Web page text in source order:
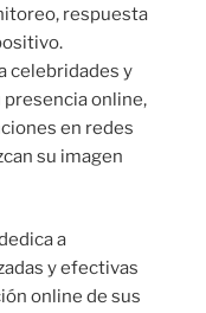
respuesta
celebridades y
online,
en redes
su imagen
a
y efectivas
online de sus